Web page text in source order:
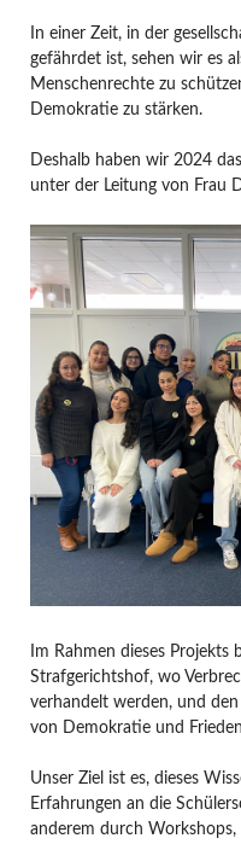
In einer Zeit, in der
gefährdet ist, sehen wir es
Menschenrechte zu
Demokratie zu stärken.
Deshalb haben wir 2024
unter der Leitung von Frau
Im Rahmen dieses
Strafgerichtshof, wo
verhandelt werden, und
von Demokratie und
Unser Ziel ist es, dieses
Erfahrungen an die
anderem durch